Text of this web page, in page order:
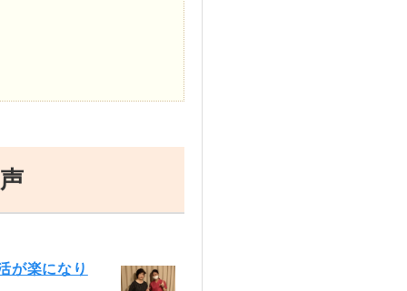
が楽になり